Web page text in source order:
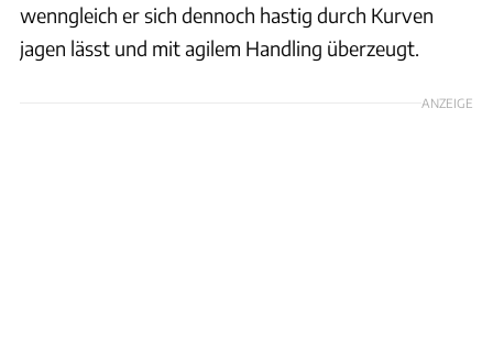
wenngleich er sich dennoch hastig durch Kurven
jagen lässt und mit agilem Handling überzeugt.
ANZEIGE